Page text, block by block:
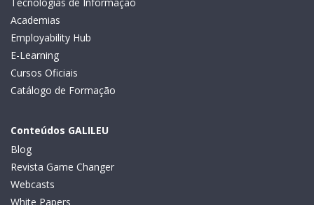
Academias
Employability Hub
E-Learning
Cursos Oficiais
Catálogo de Formação
Conteúdos GALILEU
Blog
Revista Game Changer
Webcasts
White Papers